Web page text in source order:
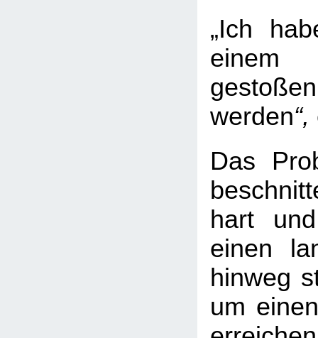
„Ich
werden“,
Das
hart
einen
hinweg
um